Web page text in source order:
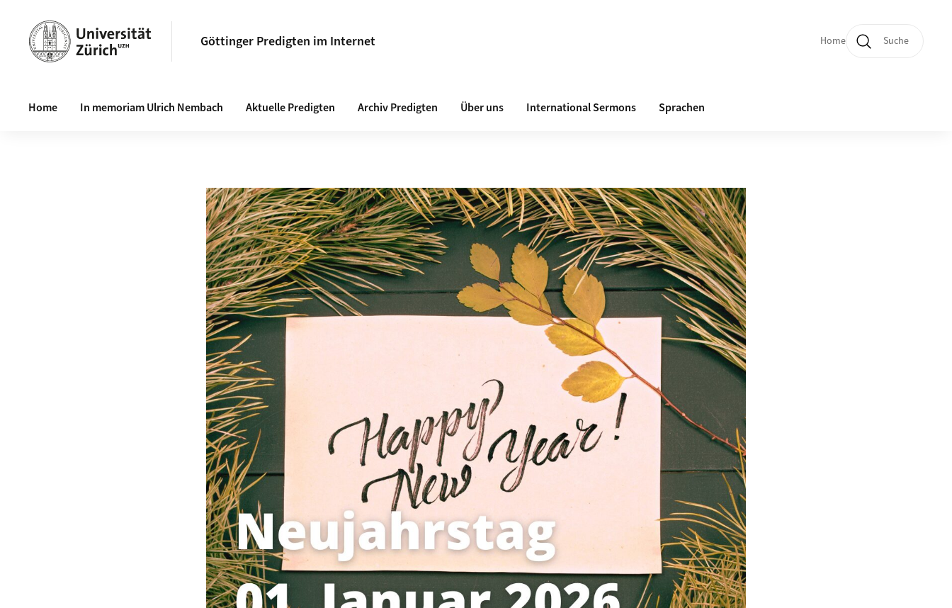
Göttinger Predigten im Internet Quicklinks und
Home Suche
Home In memoriam Ulrich Nembach Aktuelle Predigten Archiv Predigten Über uns International Sermons Sprachen